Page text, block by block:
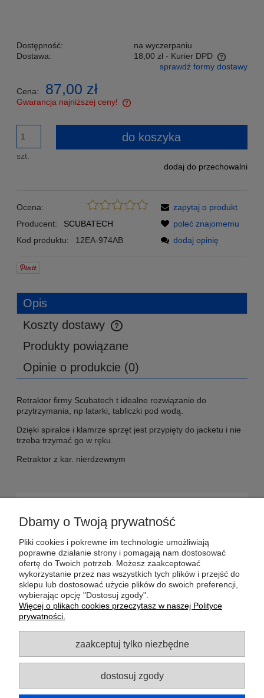
Dostępność:
na wyczerpaniu
Dostawa:
18,00 zł - Kurier DPD
Cena nie zawiera ewentualnych kosztów płatnościsprawdź formy dostawy
Cena: 87,00 zł
Gwarancja najniższej ceny!
Ci różnicę w cenie!
szt.
do koszyka
dodaj do przechowalni
Ocena:
Producent:
SCUBATECH
Kod produktu:
12EA-974AB
zapytaj o produkt
poleć znajomemu
dodaj opinię
Opis
Koszty dostawy
Cena nie zawiera ewentualnych kosztów płatności
Produkty powiązane
Opinie o produkcie (0)
Retraktor firmy Scubatech t idealne rozwiązanie do
przytrzymania, np latarki, tabliczki pod wodą.
Dzięki spiralce i klamrze sprzęt jest przypięty do jacketu i nie
trzeba trzymać go w ręku.
Retraktor z kar. nierdzewnym
DOSTAWA
MOJE KONTO
GWARANCJA I ZWROTY
O FIRMIE
Potrzebujesz pomocy? Zapraszamy do
kontaktu!
Dbamy o Twoją prywatność
Pliki cookies i pokrewne im technologie umożliwiają
poprawne działanie strony i pomagają nam dostosować
ofertę do Twoich potrzeb. Możesz zaakceptować
wykorzystanie przez nas wszystkich tych plików i przejść do
sklepu lub dostosować użycie plików do swoich preferencji,
wybierając opcję "Dostosuj zgody".
Więcej o plikach cookies przeczytasz w naszej Polityce
prywatności.
zaakceptuj tylko niezbędne
dostosuj zgody